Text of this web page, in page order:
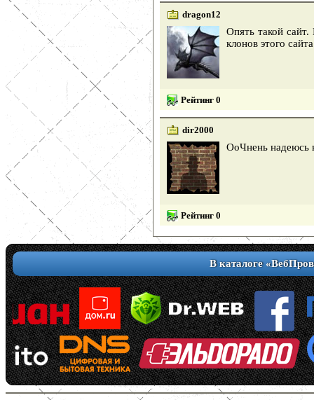
dragon12
Опять такой
клонов этого
Рейтинг 0
dir2000
ОоЧнень надеюсь
Рейтинг 0
В каталоге